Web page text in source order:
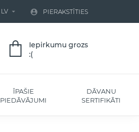
LV   PIERAKSTĪTIES
Iepirkumu grozs
:(
ĪPAŠIE
PIEDĀVĀJUMI
DĀVANU
SERTIFIKĀTI